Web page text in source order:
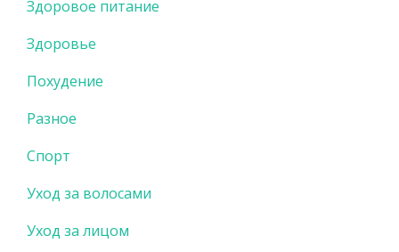
Здоровое питание
Здоровье
Похудение
Разное
Спорт
Уход за волосами
Уход за лицом